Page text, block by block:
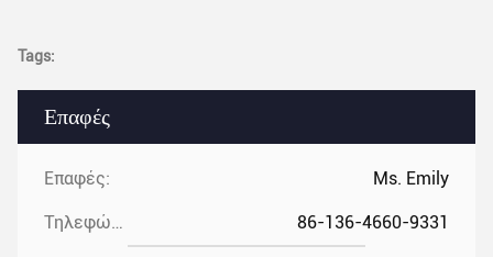
Επαφές
Επαφές: Ms. Emily
Τηλεφώνημα: 86-136-4660-9331
Tags: